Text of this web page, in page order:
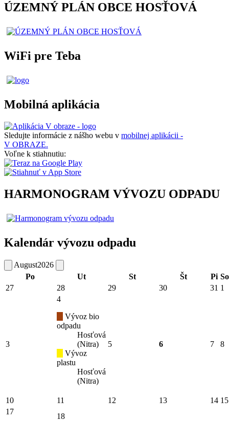
ÚZEMNÝ PLÁN OBCE HOSŤOVÁ
WiFi pre Teba
Mobilná aplikácia
Sledujte informácie z nášho webu v mobilnej aplikácii -
V OBRAZE.
Voľne k stiahnutiu:
HARMONOGRAM VÝVOZU ODPADU
Kalendár vývozu odpadu
August2026
Po
Ut St Št Pi So
27
28 29 30 31 1
3
4
Vývoz bio
odpadu
Hosťová
(Nitra)
Vývoz
plastu
Hosťová
(Nitra)
5 6 7 8
10 11 12 13 14 15
17
18